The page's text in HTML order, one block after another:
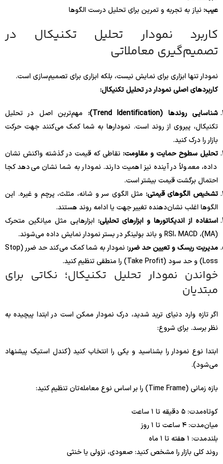
عیب: نیاز به تجربه و تمرین برای تحلیل درست الگوها
کاربرد نمودار تحلیل تکنیکال در
تصمیم‌گیری معاملاتی
نمودار تنها ابزاری برای نمایش نیست، بلکه ابزاری برای تصمیم‌سازی است.
کاربردهای اصلی نمودار در تحلیل تکنیکال:
شناسایی روندها (Trend Identification):
مهم‌ترین اصل در تحلیل
تکنیکال، پیروی از روند است. نمودارها به شما کمک می‌کنند جهت حرکت
بازار را درک کنید.
تحلیل سطوح حمایت و مقاومت: نقاطی که قیمت در گذشته واکنش نشان
داده، معمولاً در آینده نیز اهمیت دارند. نمودار به شما نشان می‌دهد کجا
احتمال برگشت قیمت بیشتر است.
تشخیص الگوهای قیمتی: مثل الگوی سر و شانه، مثلث، پرچم و غیره. این
الگوها اغلب نشان‌دهنده تغییر جهت یا ادامه روند هستند.
استفاده از اندیکاتورها و ابزارهای تحلیلی: ابزارهایی مثل میانگین متحرک
(MA)، RSI، MACD و باند بولینگر در بستر نمودار نمایش داده می‌شوند.
مدیریت ریسک و تعیین حد ضرر:
نمودار به شما کمک می‌کند حد ضرر (Stop
Loss) و حد سود (Take Profit) را منطقی تنظیم کنید.
خواندن نمودار تحلیل تکنیکال؛ نکاتی برای
مبتدیان
اگر تازه وارد دنیای ترید شدید، درک نمودار ممکن است در ابتدا پیچیده به
نظر برسد. برای شروع:
ابتدا نوع نمودار را بشناسید و یکی را انتخاب کنید (کندل استیک پیشنهاد
می‌شود).
بازه زمانی (Time Frame) را بر اساس نوع معامله‌تان تنظیم کنید:
کوتاه‌مدت: ۵ دقیقه تا ۱ ساعت
میان‌مدت: ۴ ساعت تا ۱ روز
بلندمدت: ۱ هفته تا ۱ ماه
روند کلی بازار را مشخص کنید: صعودی، نزولی یا خنثی